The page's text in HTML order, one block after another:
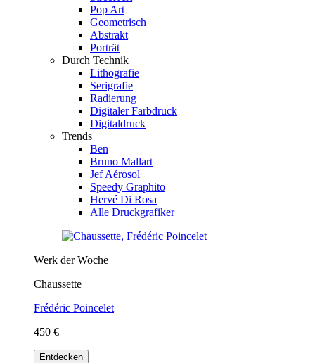
Pop Art
Geometrisch
Abstrakt
Porträt
Durch Technik
Lithografie
Serigrafie
Radierung
Digitaler Farbdruck
Digitaldruck
Trends
Ben
Bruno Mallart
Jef Aérosol
Speedy Graphito
Hervé Di Rosa
Alle Druckgrafiker
Werk der Woche
Chaussette
Frédéric Poincelet
450 €
Entdecken